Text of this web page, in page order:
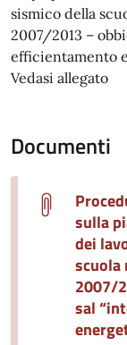
sismico della
2007/2013 –
efficientamento
Vedasi allegato
Documenti
sulla
dei
scuola
2007/
sal